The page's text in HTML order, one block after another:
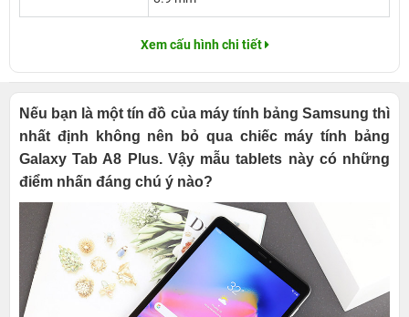
Xem cấu hình chi tiết
Nếu bạn là một tín đồ của máy tính bảng Samsung thì
nhất định không nên bỏ qua chiếc máy tính bảng
Galaxy Tab A8 Plus. Vậy mẫu tablets này có những
điểm nhấn đáng chú ý nào?